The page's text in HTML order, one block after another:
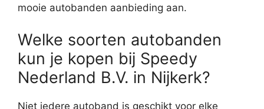
mooie autobanden aanbieding aan.
Welke soorten autobanden
kun je kopen bij Speedy
Nederland B.V. in Nijkerk?
Niet iedere autoband is geschikt voor elke